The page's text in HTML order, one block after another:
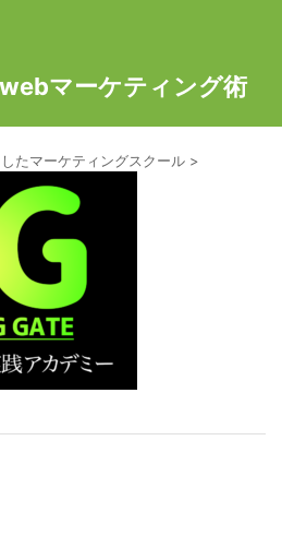
マーケティング術
たマーケティングスクール >